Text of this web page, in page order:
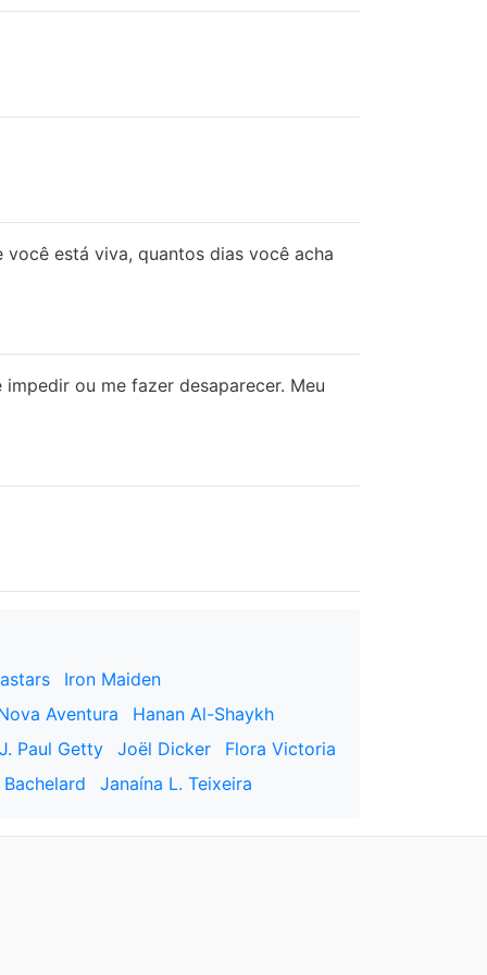
está viva, quantos dias você acha
ou me fazer desaparecer. Meu
Iron Maiden
Aventura
Hanan Al-Shaykh
J. Paul Getty Joël Dicker
Flora Victoria
Janaína L. Teixeira